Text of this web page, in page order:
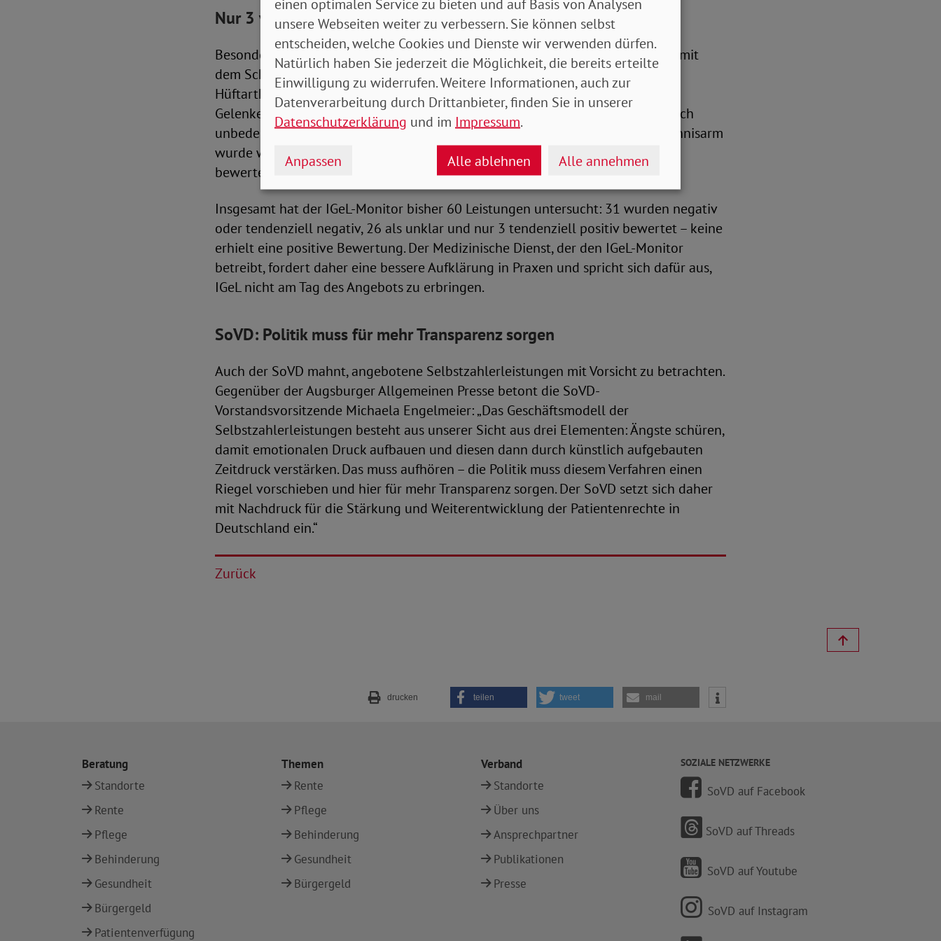
Nur 3 von 60 Leistungen positiv bewertet
Besonders kritisch schätzt der IGeL-Monitor in seiner aktuellen Untersuchung mit
dem Schwerpunkt Orthopädie die Injektion von Hyaluronsäure bei Knie- und
Hüftarthrosen ein: Das Risiko schwerwiegender Nebenwirkungen wie
Gelenkentzündungen oder Herzbeschwerden überwiege den minimalen, klinisch
unbedeutenden Nutzen. Auch die Stoßwellentherapie bei Kalkschulter und Tennisarm
wurde wegen unzureichender und widersprüchlicher Studienlage mit „unklar“
bewertet.
Insgesamt hat der IGeL-Monitor bisher 60 Leistungen untersucht: 31 wurden negativ
oder tendenziell negativ, 26 als unklar und nur 3 tendenziell positiv bewertet – keine
erhielt eine positive Bewertung. Der Medizinische Dienst, der den IGeL-Monitor
betreibt, fordert daher eine bessere Aufklärung in Praxen und spricht sich dafür aus,
IGeL nicht am Tag des Angebots zu erbringen.
SoVD: Politik muss für mehr Transparenz sorgen
Auch der SoVD mahnt, angebotene Selbstzahlerleistungen mit Vorsicht zu betrachten.
Gegenüber der Augsburger Allgemeinen Presse betont die SoVD-
Vorstandsvorsitzende Michaela Engelmeier: „Das Geschäftsmodell der
Selbstzahlerleistungen besteht aus unserer Sicht aus drei Elementen: Ängste schüren,
damit emotionalen Druck aufbauen und diesen dann durch künstlich aufgebauten
Zeitdruck verstärken. Das muss aufhören – die Politik muss diesem Verfahren einen
Riegel vorschieben und hier für mehr Transparenz sorgen. Der SoVD setzt sich daher
mit Nachdruck für die Stärkung und Weiterentwicklung der Patientenrechte in
Deutschland ein.“
Zurück
drucken teilen tweet mail
Beratung
Standorte
Rente
Pflege
Behinderung
Gesundheit
Bürgergeld
Patientenverfügung
Themen
Rente
Pflege
Behinderung
Gesundheit
Bürgergeld
Verband
Standorte
Über uns
Ansprechpartner
Publikationen
Presse
SOZIALE NETZWERKE
SoVD auf Facebook
SoVD auf Threads
SoVD auf Youtube
SoVD auf Instagram
einen optimalen Service zu bieten und auf Basis von Analysen
unsere Webseiten weiter zu verbessern. Sie können selbst
entscheiden, welche Cookies und Dienste wir verwenden dürfen.
Natürlich haben Sie jederzeit die Möglichkeit, die bereits erteilte
Einwilligung zu widerrufen. Weitere Informationen, auch zur
Datenverarbeitung durch Drittanbieter, finden Sie in unserer
Datenschutzerklärung und im Impressum.
Anpassen Alle ablehnen Alle annehmen